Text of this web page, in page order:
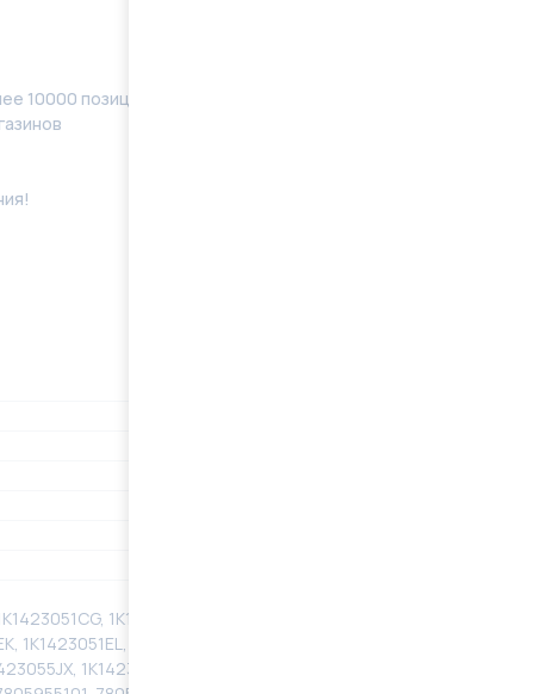
10000 позиций, наименований) в наличии
1K1423051CK, 1K1423051CM, 1K1423051CP,
1K1423051EP, 1K1423051ER,
1K1423055K, 1K1423055KX, 1K1423055M,